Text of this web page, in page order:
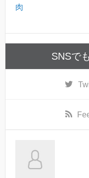
肉
SNSで